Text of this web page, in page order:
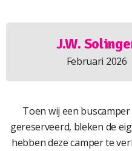
J.W.
Februari 2026
Toen wij een
gereserveerd, bleken de
hebben deze camper te